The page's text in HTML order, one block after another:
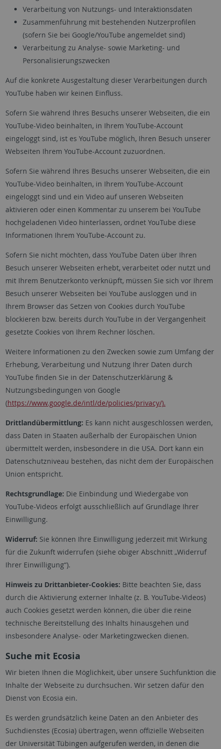
Verarbeitung von Nutzungs- und Interaktionsdaten
Zusammenführung mit bestehenden Nutzerprofilen
(sofern Sie bei Google/YouTube angemeldet sind)
Verarbeitung zu Analyse- sowie Marketing- und
Personalisierungszwecken
Auf die konkrete Ausgestaltung dieser Verarbeitungen durch
YouTube haben wir keinen Einfluss.
Sofern Sie während Ihres Besuchs unserer Webseiten, die ein
YouTube-Video beinhalten, in Ihrem YouTube-Account
eingeloggt sind, ist es YouTube möglich, Ihren Besuch unserer
Webseiten Ihrem YouTube-Account zuzuordnen.
Sofern Sie während Ihres Besuchs unserer Webseiten, die ein
YouTube-Video beinhalten, in Ihrem YouTube-Account
eingeloggt sind und ein Video auf unseren Webseiten
aktivieren oder einen Kommentar zu unserem bei YouTube
hochgeladenen Video hinterlassen, ordnet YouTube diese
Informationen Ihrem YouTube-Account zu.
Sofern Sie nicht möchten, dass YouTube Daten über Ihren
Besuch unserer Webseiten erhebt, verarbeitet oder nutzt und
mit Ihrem Benutzerkonto verknüpft, müssen Sie sich vor Ihrem
Besuch unserer Webseiten bei YouTube ausloggen und in
Ihrem Browser das Setzen von Cookies durch YouTube
blockieren bzw. bereits durch YouTube in der Vergangenheit
gesetzte Cookies von Ihrem Rechner löschen.
Weitere Informationen zu den Zwecken sowie zum Umfang der
Erhebung, Verarbeitung und Nutzung Ihrer Daten durch
YouTube finden Sie in der Datenschutzerklärung &
Nutzungsbedingungen von Google
(https://www.google.de/intl/de/policies/privacy/).
Drittlandübermittlung: Es kann nicht ausgeschlossen werden,
dass Daten in Staaten außerhalb der Europäischen Union
übermittelt werden, insbesondere in die USA. Dort kann ein
Datenschutzniveau bestehen, das nicht dem der Europäischen
Union entspricht.
Rechtsgrundlage: Die Einbindung und Wiedergabe von
YouTube-Videos erfolgt ausschließlich auf Grundlage Ihrer
Einwilligung.
Widerruf: Sie können Ihre Einwilligung jederzeit mit Wirkung
für die Zukunft widerrufen (siehe obiger Abschnitt „Widerruf
Ihrer Einwilligung“).
Hinweis zu Drittanbieter-Cookies: Bitte beachten Sie, dass
durch die Aktivierung externer Inhalte (z. B. YouTube-Videos)
auch Cookies gesetzt werden können, die über die reine
technische Bereitstellung des Inhalts hinausgehen und
insbesondere Analyse- oder Marketingzwecken dienen.
Suche mit Ecosia
Wir bieten Ihnen die Möglichkeit, über unsere Suchfunktion die
Inhalte der Webseite zu durchsuchen. Wir setzen dafür den
Dienst von Ecosia ein.
Es werden grundsätzlich keine Daten an den Anbieter des
Suchdienstes (Ecosia) übertragen, wenn offizielle Webseiten
der Universität Tübingen aufgerufen werden, in denen die